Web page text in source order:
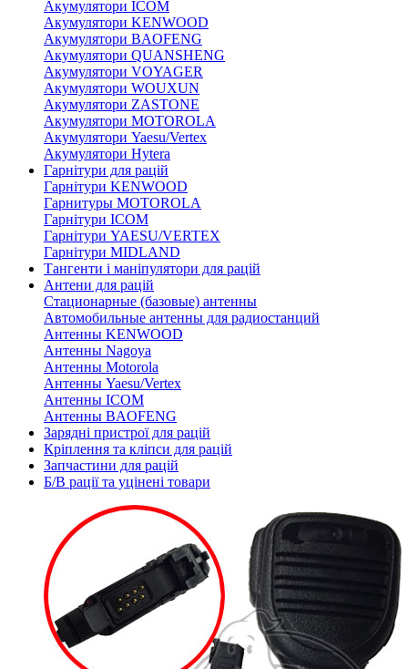
Акумулятори ICOM
Акумулятори KENWOOD
Акумулятори BAOFENG
Акумулятори QUANSHENG
Акумулятори VOYAGER
Акумулятори WOUXUN
Акумулятори ZASTONE
Акумулятори MOTOROLA
Акумулятори Yaesu/Vertex
Акумулятори Hytera
Гарнітури для рацій
Гарнітури KENWOOD
Гарнитуры MOTOROLA
Гарнітури ICOM
Гарнітури YAESU/VERTEX
Гарнітури MIDLAND
Тангенти і маніпулятори для рацій
Антени для рацій
Стационарные (базовые) антенны
Автомобильные антенны для радиостанций
Антенны KENWOOD
Антенны Nagoya
Антенны Motorola
Антенны Yaesu/Vertex
Антенны ICOM
Антенны BAOFENG
Зарядні пристрої для рацій
Кріплення та кліпси для рацій
Запчастини для рацій
Б/В рації та уцінені товари